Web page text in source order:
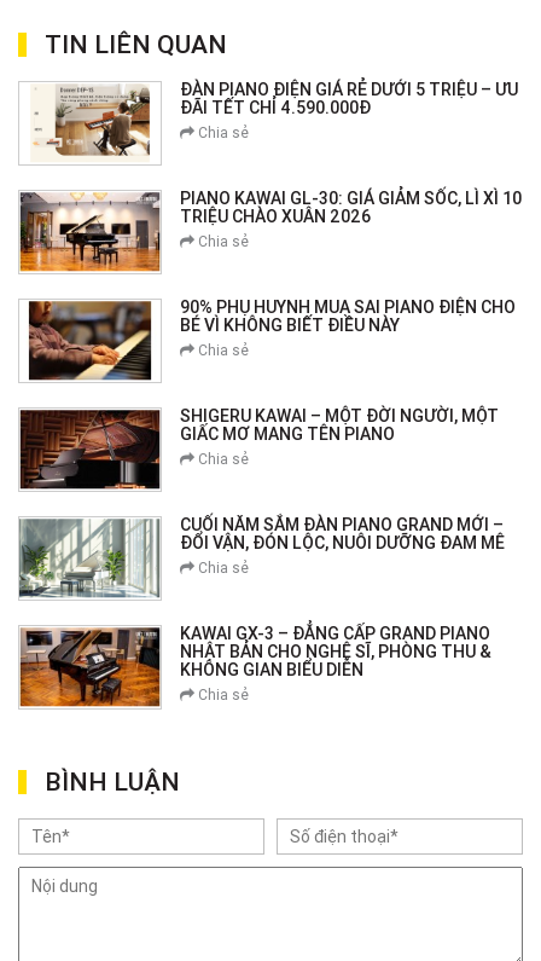
TIN LIÊN QUAN
ĐÀN PIANO ĐIỆN GIÁ RẺ DƯỚI 5 TRIỆU – ƯU
ĐÃI TẾT CHỈ 4.590.000Đ
Chia sẻ
PIANO KAWAI GL-30: GIÁ GIẢM SỐC, LÌ XÌ 10
TRIỆU CHÀO XUÂN 2026
Chia sẻ
90% PHỤ HUYNH MUA SAI PIANO ĐIỆN CHO
BÉ VÌ KHÔNG BIẾT ĐIỀU NÀY
Chia sẻ
SHIGERU KAWAI – MỘT ĐỜI NGƯỜI, MỘT
GIẤC MƠ MANG TÊN PIANO
Chia sẻ
CUỐI NĂM SẮM ĐÀN PIANO GRAND MỚI –
ĐỔI VẬN, ĐÓN LỘC, NUÔI DƯỠNG ĐAM MÊ
Chia sẻ
KAWAI GX-3 – ĐẲNG CẤP GRAND PIANO
NHẬT BẢN CHO NGHỆ SĨ, PHÒNG THU &
KHÔNG GIAN BIỂU DIỄN
Chia sẻ
BÌNH LUẬN